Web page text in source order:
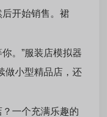
开始销售。裙
。”服装店模拟器
做小型精品店，还
一个充满乐趣的